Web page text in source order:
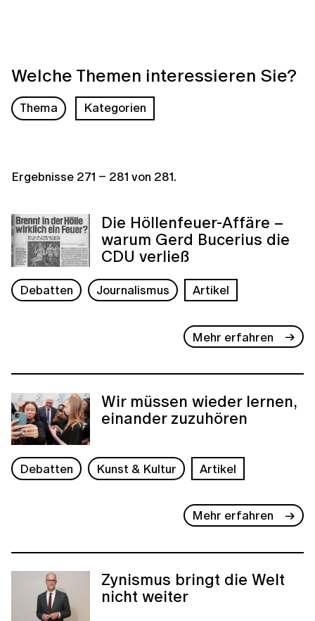
Welche Themen interessieren Sie?
Thema Kategorien
Ergebnisse 271 – 281 von 281.
Die Höllenfeuer-Affäre –
warum Gerd Bucerius die
CDU verließ
Debatten Journalismus Artikel
Mehr erfahren
Wir müssen wieder lernen,
einander zuzuhören
Debatten Kunst & Kultur Artikel
Mehr erfahren
Zynismus bringt die Welt
nicht weiter